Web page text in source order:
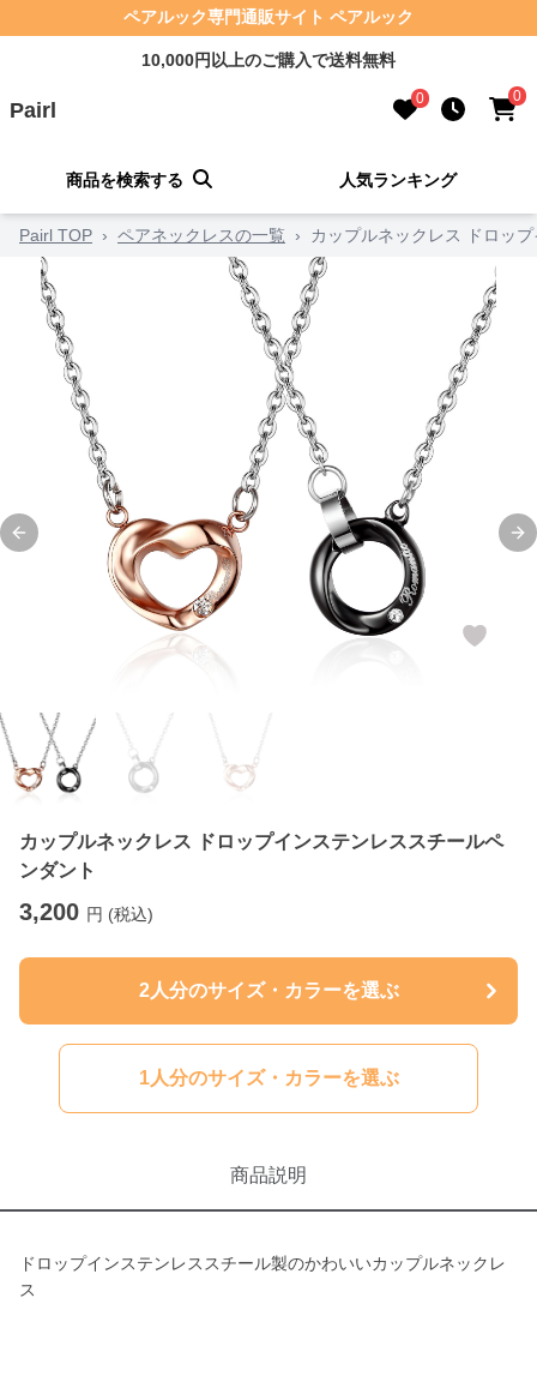
ペアルック専門通販サイト ペアルック
10,000円以上のご購入で送料無料
Pairl 0 0
商品を検索する 人気ランキング
Pairl TOP › ペアネックレスの一覧 › カップルネックレス ドロッ
Previous slide
カップルネックレス ドロップインステンレススチールペ
ンダント
3,200 円 (税込)
2人分のサイズ・カラーを選ぶ
1人分のサイズ・カラーを選ぶ
商品説明
ドロップインステンレススチール製のかわいいカップルネックレ
ス